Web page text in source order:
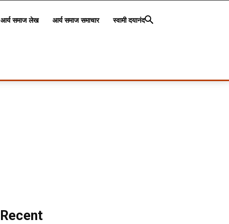
आर्य समाज लेख आर्य समाज समाचार स्वामी दयानंद
Recent